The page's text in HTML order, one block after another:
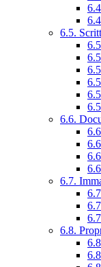
6.5.
6.6.
6.7.
6.8.